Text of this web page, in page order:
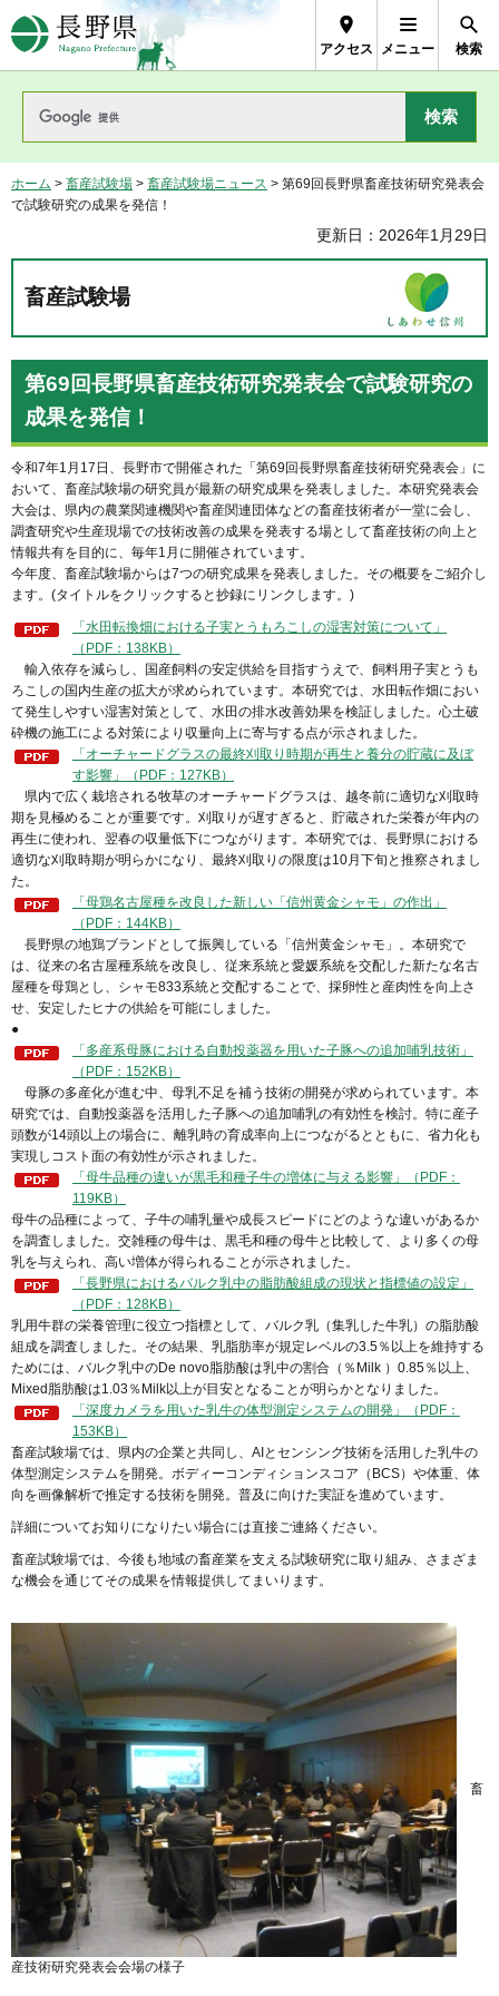
長野県Nagano Prefecture
アクセス メニュー 検索
ホーム > 畜産試験場 > 畜産試験場ニュース > 第69回長野県畜産技術研究発表会
で試験研究の成果を発信！
更新日：2026年1月29日
畜産試験場
第69回長野県畜産技術研究発表会で試験研究の
成果を発信！
令和7年1月17日、長野市で開催された「第69回長野県畜産技術研究発表会」に
おいて、畜産試験場の研究員が最新の研究成果を発表しました。本研究発表会
大会は、県内の農業関連機関や畜産関連団体などの畜産技術者が一堂に会し、
調査研究や生産現場での技術改善の成果を発表する場として畜産技術の向上と
情報共有を目的に、毎年1月に開催されています。
今年度、畜産試験場からは7つの研究成果を発表しました。その概要をご紹介し
ます。(タイトルをクリックすると抄録にリンクします。)
「水田転換畑における子実とうもろこしの湿害対策について」
（PDF：138KB）
輸入依存を減らし、国産飼料の安定供給を目指すうえで、飼料用子実とうも
ろこしの国内生産の拡大が求められています。本研究では、水田転作畑におい
て発生しやすい湿害対策として、水田の排水改善効果を検証しました。心土破
砕機の施工による対策により収量向上に寄与する点が示されました。
「オーチャードグラスの最終刈取り時期が再生と養分の貯蔵に及ぼ
す影響」（PDF：127KB）
県内で広く栽培される牧草のオーチャードグラスは、越冬前に適切な刈取時
期を見極めることが重要です。刈取りが遅すぎると、貯蔵された栄養が年内の
再生に使われ、翌春の収量低下につながります。本研究では、長野県における
適切な刈取時期が明らかになり、最終刈取りの限度は10月下旬と推察されまし
た。
「母鶏名古屋種を改良した新しい「信州黄金シャモ」の作出」
（PDF：144KB）
長野県の地鶏ブランドとして振興している「信州黄金シャモ」。本研究で
は、従来の名古屋種系統を改良し、従来系統と愛媛系統を交配した新たな名古
屋種を母鶏とし、シャモ833系統と交配することで、採卵性と産肉性を向上さ
せ、安定したヒナの供給を可能にしました。
●
「多産系母豚における自動投薬器を用いた子豚への追加哺乳技術」
（PDF：152KB）
母豚の多産化が進む中、母乳不足を補う技術の開発が求められています。本
研究では、自動投薬器を活用した子豚への追加哺乳の有効性を検討。特に産子
頭数が14頭以上の場合に、離乳時の育成率向上につながるとともに、省力化も
実現しコスト面の有効性が示されました。
「母牛品種の違いが黒毛和種子牛の増体に与える影響」（PDF：
119KB）
母牛の品種によって、子牛の哺乳量や成長スピードにどのような違いがあるか
を調査しました。交雑種の母牛は、黒毛和種の母牛と比較して、より多くの母
乳を与えられ、高い増体が得られることが示されました。
「長野県におけるバルク乳中の脂肪酸組成の現状と指標値の設定」
（PDF：128KB）
乳用牛群の栄養管理に役立つ指標として、バルク乳（集乳した牛乳）の脂肪酸
組成を調査しました。その結果、乳脂肪率が規定レベルの3.5％以上を維持する
ためには、バルク乳中のDe novo脂肪酸は乳中の割合（％Milk ）0.85％以上、
Mixed脂肪酸は1.03％Milk以上が目安となることが明らかとなりました。
「深度カメラを用いた乳牛の体型測定システムの開発」（PDF：
153KB）
畜産試験場では、県内の企業と共同し、AIとセンシング技術を活用した乳牛の
体型測定システムを開発。ボディーコンディションスコア（BCS）や体重、体
向を画像解析で推定する技術を開発。普及に向けた実証を進めています。
詳細についてお知りになりたい場合には直接ご連絡ください。
畜産試験場では、今後も地域の畜産業を支える試験研究に取り組み、さまざま
な機会を通じてその成果を情報提供してまいります。
畜
産技術研究発表会会場の様子